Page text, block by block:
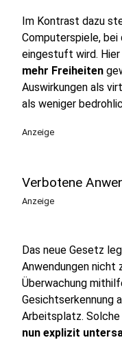
Im Kontrast dazu
Computerspiele, bei
eingestuft wird. Hier
mehr Freiheiten
Auswirkungen als
als weniger
Anzeige
Verbotene
Anzeige
Das neue Gesetz
Anwendungen nicht
Überwachung
Gesichtserkennung
Arbeitsplatz.
nun explizit